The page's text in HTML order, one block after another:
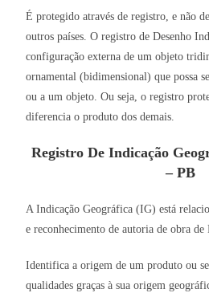
É protegido através de registro, e não
outros países. O registro de Desenho
configuração externa de um objeto
ornamental (bidimensional) que possa
ou a um objeto. Ou seja, o registro
diferencia o produto dos demais.
Registro De Indicação
– PB
A Indicação Geográfica (IG) está
e reconhecimento de autoria de obra de
Identifica a origem de um produto ou
qualidades graças à sua origem